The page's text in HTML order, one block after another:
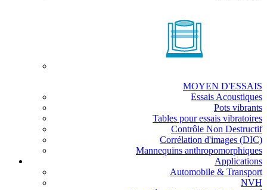
MOYEN D'ESSAIS
Essais Acoustiques
Pots vibrants
Tables pour essais vibratoires
Contrôle Non Destructif
Corrélation d'images (DIC)
Mannequins anthropomorphiques
Applications
Automobile & Transport
NVH